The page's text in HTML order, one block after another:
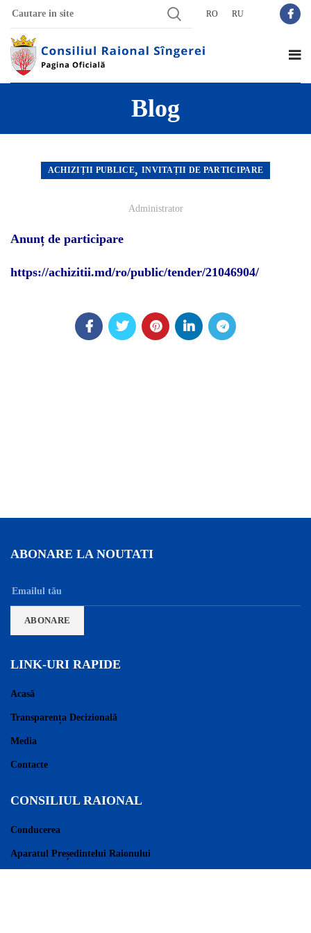
RO RU
Blog
ACHIZIȚII PUBLICE, INVITAȚII DE PARTICIPARE
Administrator
Anunț de participare
https://achizitii.md/ro/public/tender/21046904/
ABONARE LA NOUTATI
LINK-URI RAPIDE
Acasă
Transparența Decizională
Media
Contacte
CONSILIUL RAIONAL
Conducerea
Aparatul Președintelui Raionului